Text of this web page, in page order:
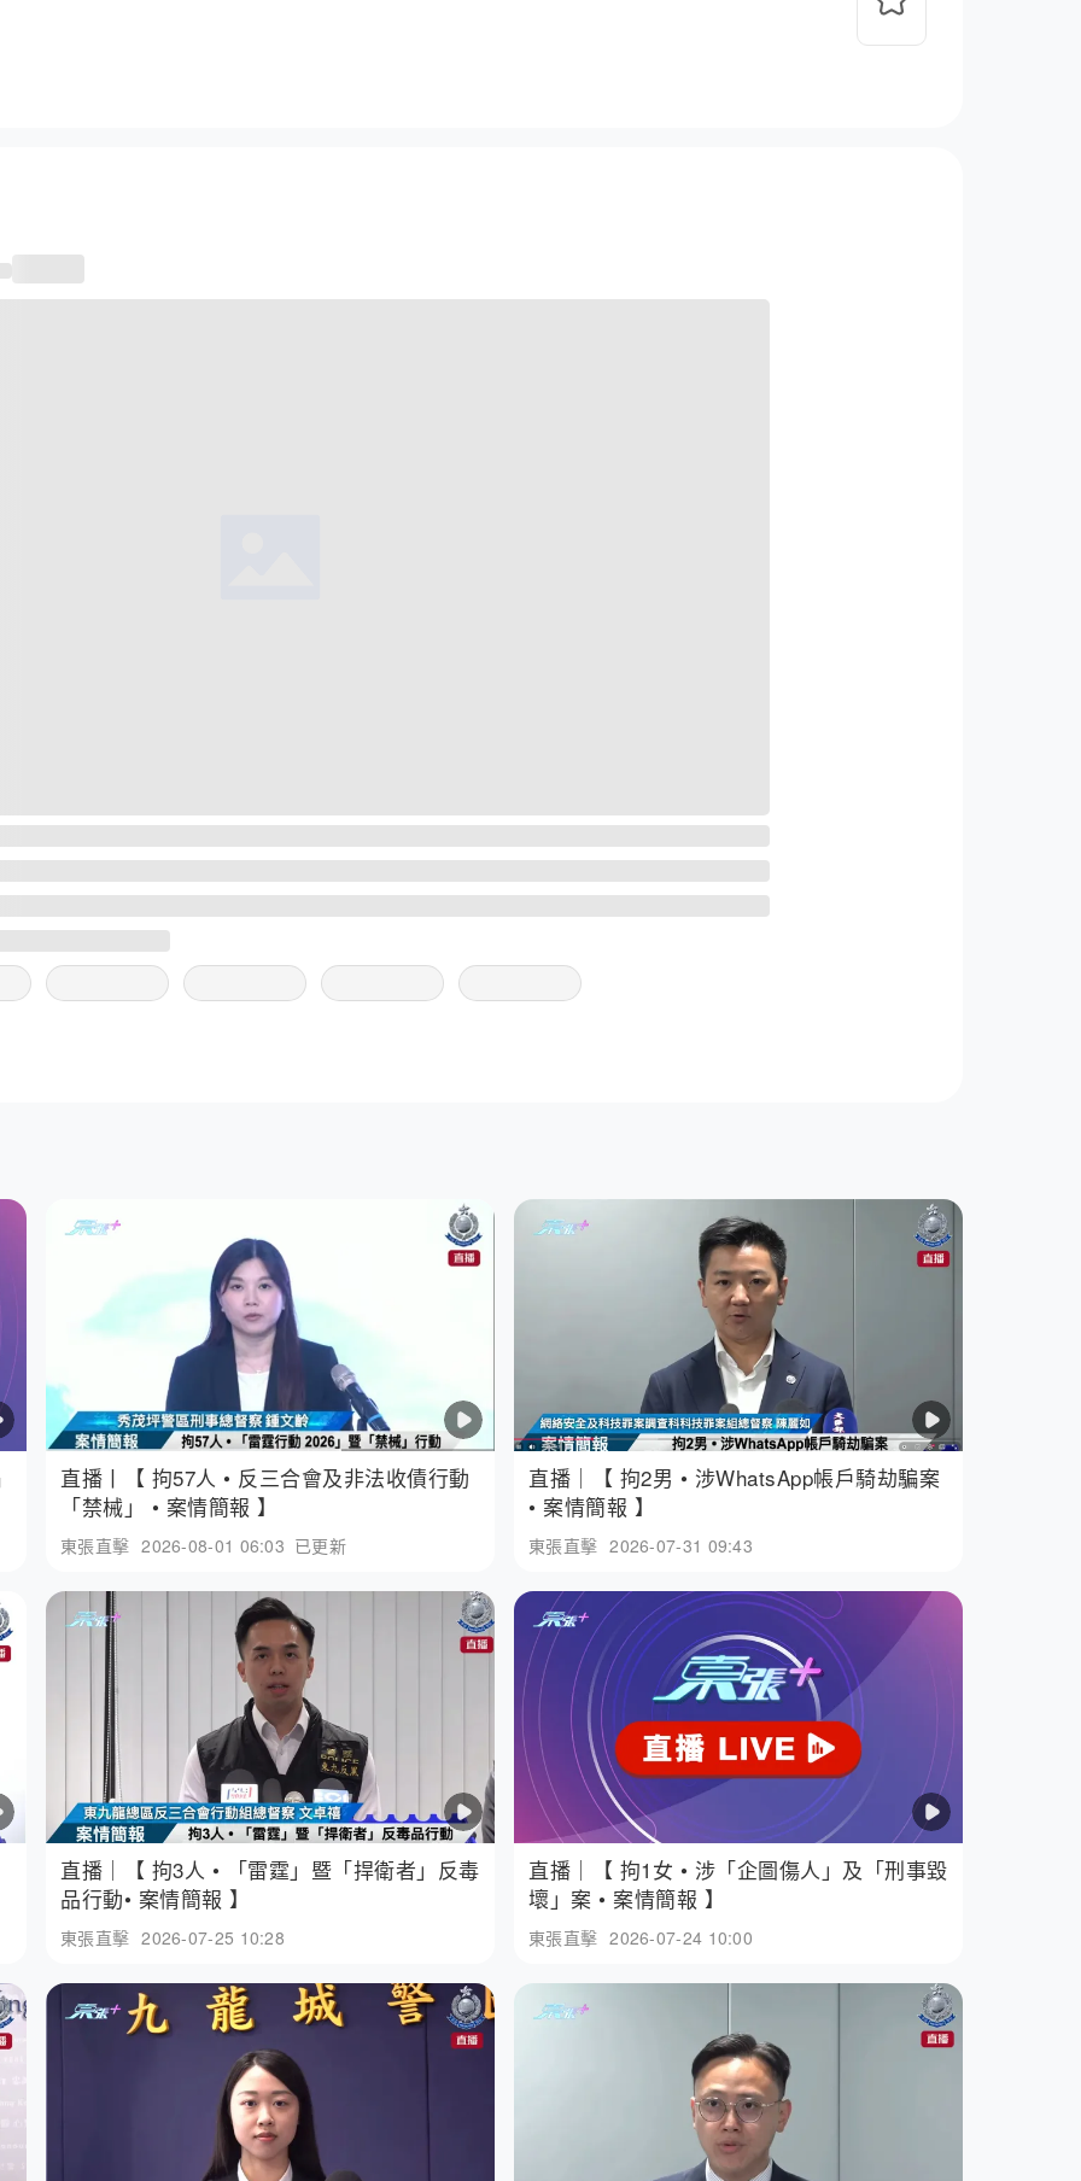
直播丨【 拘57人 • 反三合會及非法收債行動
「禁械」 • 案情簡報 】
東張直擊 2026-08-01 06:03 已更新
直播｜【 拘2男 • 涉WhatsApp帳戶騎劫騙案
• 案情簡報 】
東張直擊 2026-07-31 09:43
直播｜【 拘3人 • 「雷霆」暨「捍衛者」反毒
品行動• 案情簡報 】
東張直擊 2026-07-25 10:28
直播｜【 拘1女 • 涉「企圖傷人」及「刑事毀
壞」案 • 案情簡報 】
東張直擊 2026-07-24 10:00